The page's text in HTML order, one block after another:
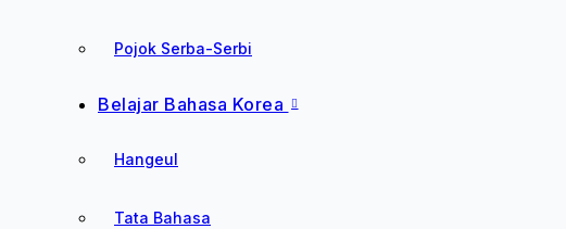
Pojok Serba-Serbi
Belajar Bahasa Korea
Hangeul
Tata Bahasa